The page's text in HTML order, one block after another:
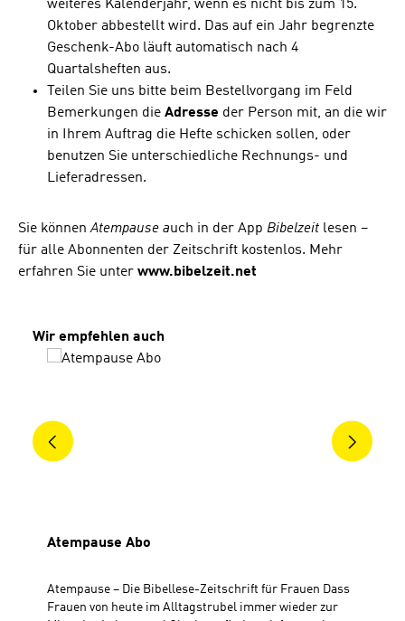
weiteres Kalenderjahr, wenn es nicht bis zum 15.
Oktober abbestellt wird. Das auf ein Jahr begrenzte
Geschenk-Abo läuft automatisch nach 4
Quartalsheften aus.
Teilen Sie uns bitte beim Bestellvorgang im Feld
Bemerkungen die Adresse der Person mit, an die wir
in Ihrem Auftrag die Hefte schicken sollen, oder
benutzen Sie unterschiedliche Rechnungs- und
Lieferadressen.
Sie könnenAtempause auch in der App Bibelzeit lesen –
für alle Abonnenten der Zeitschrift kostenlos. Mehr
erfahren Sie unter www.bibelzeit.net
Produktgalerie überspringen
Wir empfehlen auch
Atempause Abo
Atempause – Die Bibellese-Zeitschrift für Frauen Dass
Frauen von heute im Alltagstrubel immer wieder zur